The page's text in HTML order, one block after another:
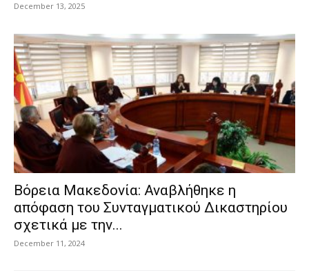
December 13, 2025
Βόρεια Μακεδονία: Αναβλήθηκε η
απόφαση του Συνταγματικού Δικαστηρίου
σχετικά με την...
December 11, 2024